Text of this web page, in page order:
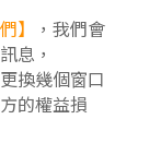
】
，我們會
息，
換幾個窗口
的權益損